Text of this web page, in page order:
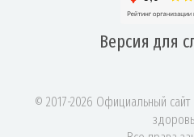
Версия для
© 2017-2026 Официальный